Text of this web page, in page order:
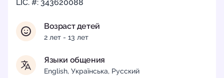
LIC. #: 343620088
Возраст детей
2 лет - 13 лет
Языки общения
English, Українська, Русский